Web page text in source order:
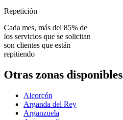
Repetición
Cada mes, más del 85% de
los servicios que se solicitan
son clientes que están
repitiendo
Otras zonas disponibles
Alcorcón
Arganda del Rey
Arganzuela